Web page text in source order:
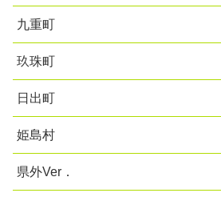
九重町
玖珠町
日出町
姫島村
県外Ver．